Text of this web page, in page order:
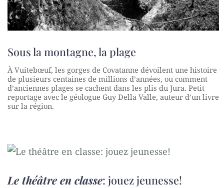
Sous la montagne, la plage
À Vuitebœuf, les gorges de Covatanne dévoilent une histoire
de plusieurs centaines de millions d’années, ou comment
d’anciennes plages se cachent dans les plis du Jura. Petit
reportage avec le géologue Guy Della Valle, auteur d’un livre
sur la région.
Le théâtre en classe: jouez jeunesse!